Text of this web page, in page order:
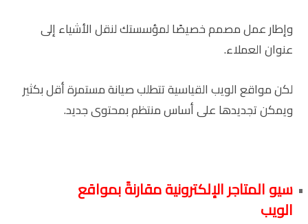
وإطار عمل مصمم خصيصًا لمؤسستك لنقل الأشياء إلى
عنوان العملاء.
لكن مواقع الويب القياسية تتطلب صيانة مستمرة أقل بكثير
ويمكن تجديدها على أساس منتظم بمحتوى جديد.
سيو المتاجر الإلكترونية مقارنةً بمواقع
الويب